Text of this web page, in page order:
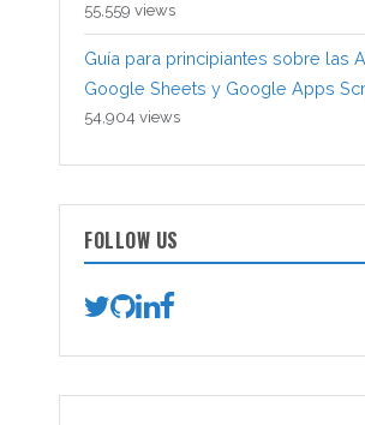
55,559 views
Guía para principiantes sobre las
Google Sheets y Google Apps
54,904 views
FOLLOW US